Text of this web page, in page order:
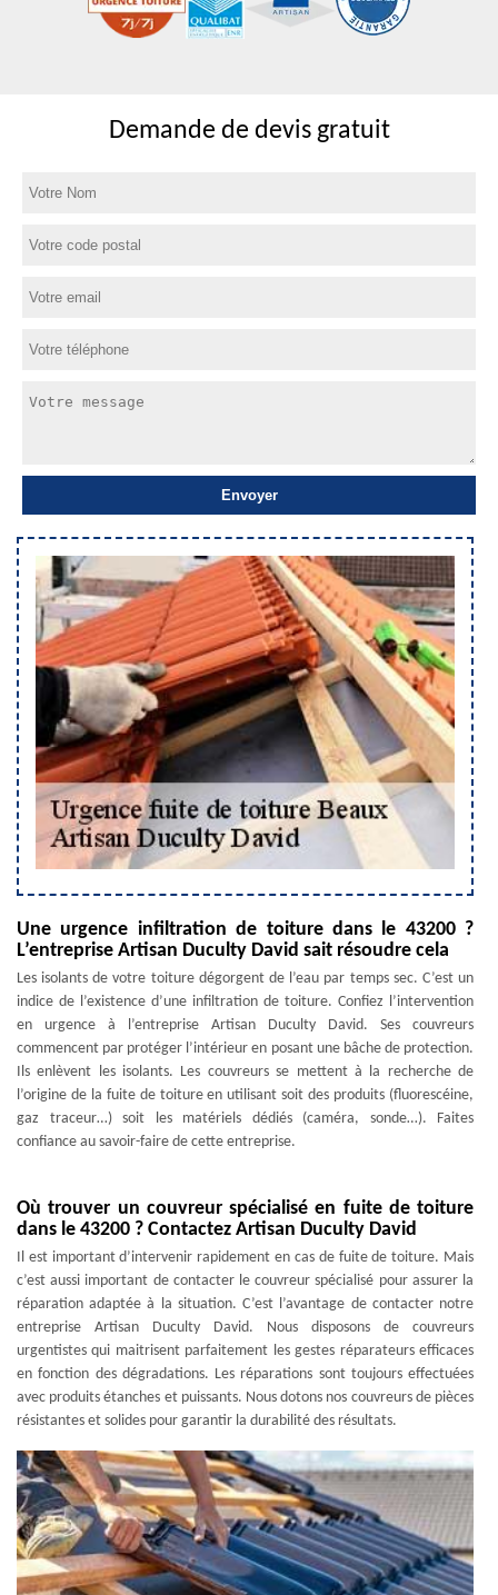
Demande de devis gratuit
Une urgence infiltration de toiture dans le 43200 ?
L’entreprise Artisan Duculty David sait résoudre cela
Les isolants de votre toiture dégorgent de l’eau par temps sec. C’est un
indice de l’existence d’une infiltration de toiture. Confiez l’intervention
en urgence à l’entreprise Artisan Duculty David. Ses couvreurs
commencent par protéger l’intérieur en posant une bâche de protection.
Ils enlèvent les isolants. Les couvreurs se mettent à la recherche de
l’origine de la fuite de toiture en utilisant soit des produits (fluorescéine,
gaz traceur…) soit les matériels dédiés (caméra, sonde…). Faites
confiance au savoir-faire de cette entreprise.
Où trouver un couvreur spécialisé en fuite de toiture
dans le 43200 ? Contactez Artisan Duculty David
Il est important d’intervenir rapidement en cas de fuite de toiture. Mais
c’est aussi important de contacter le couvreur spécialisé pour assurer la
réparation adaptée à la situation. C’est l’avantage de contacter notre
entreprise Artisan Duculty David. Nous disposons de couvreurs
urgentistes qui maitrisent parfaitement les gestes réparateurs efficaces
en fonction des dégradations. Les réparations sont toujours effectuées
avec produits étanches et puissants. Nous dotons nos couvreurs de pièces
résistantes et solides pour garantir la durabilité des résultats.